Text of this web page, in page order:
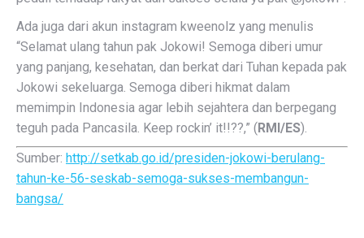
Ada juga dari akun instagram kweenolz yang menulis
“Selamat ulang tahun pak Jokowi! Semoga diberi umur
yang panjang, kesehatan, dan berkat dari Tuhan kepada pak
Jokowi sekeluarga. Semoga diberi hikmat dalam
memimpin Indonesia agar lebih sejahtera dan berpegang
teguh pada Pancasila. Keep rockin’ it!!??,” (RMI/ES).
Sumber: http://setkab.go.id/presiden-jokowi-berulang-
tahun-ke-56-seskab-semoga-sukses-membangun-
bangsa/